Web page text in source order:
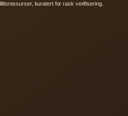
kuratert for rask verifisering.